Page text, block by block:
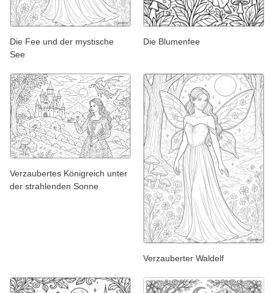
Die Fee und der mystische
See
Die Blumenfee
Verzaubertes Königreich unter
der strahlenden Sonne
Verzauberter Waldelf